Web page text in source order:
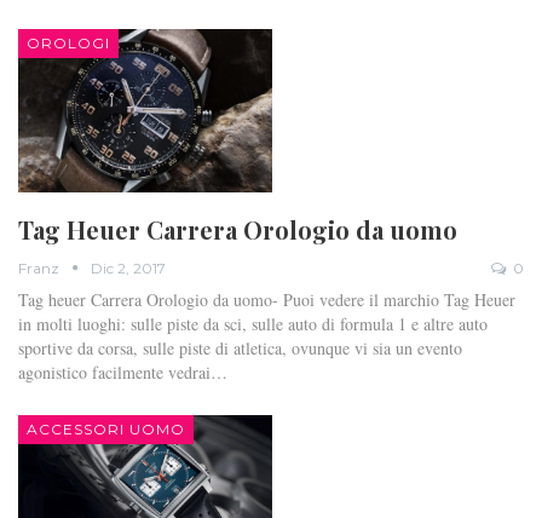
OROLOGI
Tag Heuer Carrera Orologio da uomo
Franz Dic 2, 2017 0
Tag heuer Carrera Orologio da uomo- Puoi vedere il marchio Tag Heuer
in molti luoghi: sulle piste da sci, sulle auto di formula 1 e altre auto
sportive da corsa, sulle piste di atletica, ovunque vi sia un evento
agonistico facilmente vedrai…
ACCESSORI UOMO